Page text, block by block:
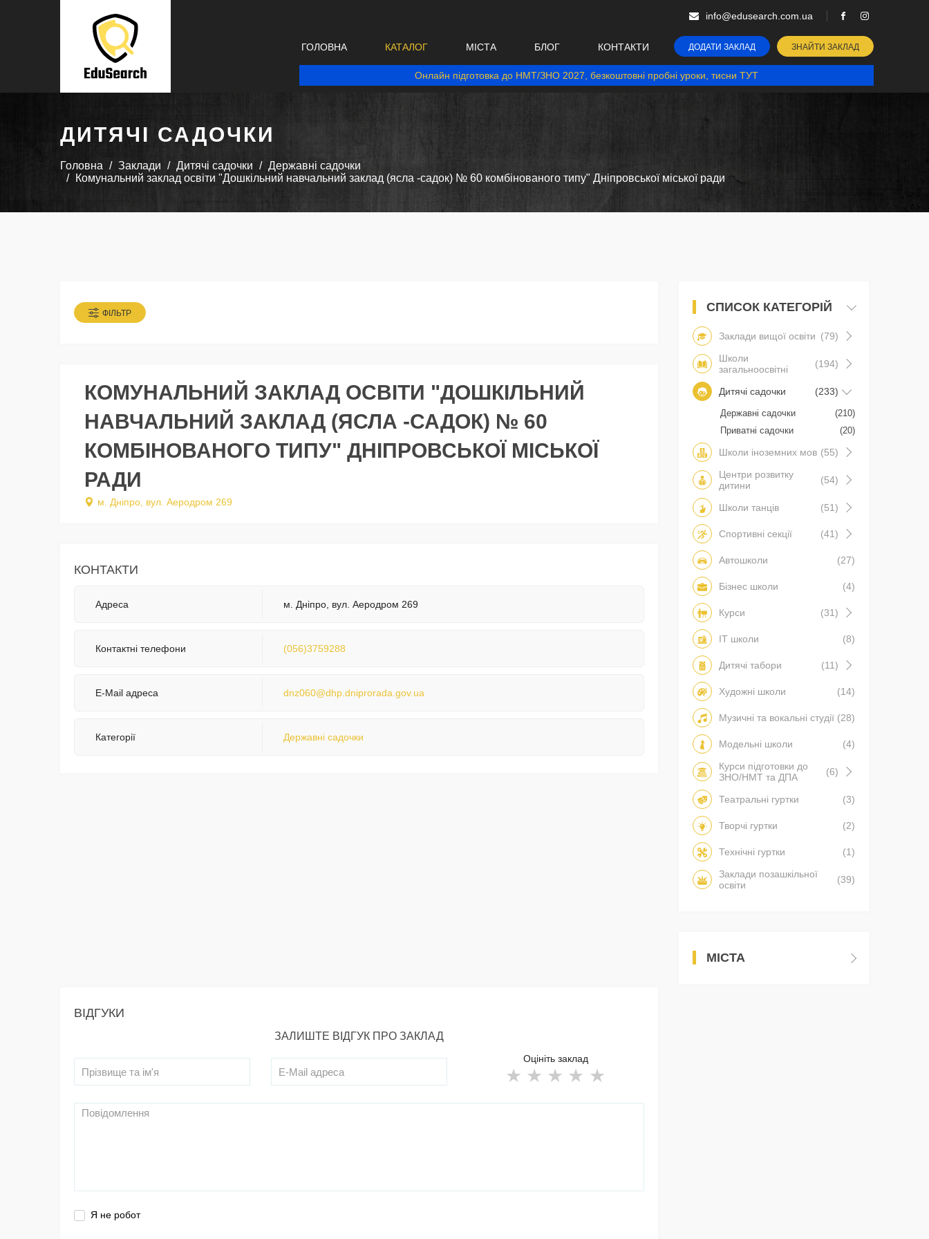
info@edusearch.com.ua
ГОЛОВНА КАТАЛОГ МІСТА БЛОГ КОНТАКТИ ДОДАТИ ЗАКЛАД ЗНАЙТИ ЗАКЛАД
Онлайн підготовка до НМТ/ЗНО 2027, безкоштовні пробні уроки, тисни ТУТ
ДИТЯЧІ САДОЧКИ
Головна Заклади Дитячі садочки
Державні садочки
Комунальний заклад освіти "Дошкільний навчальний заклад (ясла -садок) № 60 комбінованого типу" Дніпровської міської ради
ФІЛЬТР
КОМУНАЛЬНИЙ ЗАКЛАД ОСВІТИ "ДОШКІЛЬНИЙ
НАВЧАЛЬНИЙ ЗАКЛАД (ЯСЛА -САДОК) № 60
КОМБІНОВАНОГО ТИПУ" ДНІПРОВСЬКОЇ МІСЬКОЇ
РАДИ
м. Дніпро, вул. Аеродром 269
КОНТАКТИ
Адреса м. Дніпро, вул. Аеродром 269
Контактні телефони (056)3759288
E-Mail адреса dnz060@dhp.dniprorada.gov.ua
Категорії Державні садочки
ВІДГУКИ
ЗАЛИШТЕ ВІДГУК ПРО ЗАКЛАД
Оцініть заклад
Я не робот
СПИСОК КАТЕГОРІЙ
Заклади вищої освіти (79)
Школи
загальноосвітні
(194)
Дитячі садочки (233)
Державні садочки
(210)
Приватні садочки
(20)
Школи іноземних мов (55)
Центри розвитку
дитини
(54)
Школи танців (51)
Спортивні секції (41)
Автошколи (27)
Бізнес школи (4)
Курси (31)
IT школи (8)
Дитячі табори (11)
Художні школи (14)
Музичні та вокальні студії (28)
Модельні школи
(4)
Курси підготовки до
ЗНО/НМТ та ДПА
(6)
Театральні гуртки (3)
Творчі гуртки (2)
Технічні гуртки
(1)
Заклади позашкільної
освіти
(39)
МІСТА